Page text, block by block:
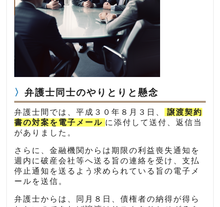
弁護士同士のやりとりと懸念
弁護士間では、平成３０年８月３日、
譲渡契約
書の対案を電子メール に添付して送付、返信当
がありました。
さらに、金融機関からは期限の利益喪失通知を
週内に破産会社等へ送る旨の連絡を受け、支払
停止通知を送るよう求められている旨の電子メ
ールを送信。
弁護士からは、同月８日、債権者の納得が得ら